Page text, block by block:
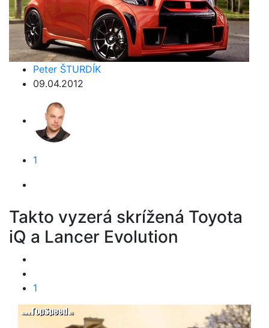
Peter ŠTURDÍK
09.04.2012
1
Takto vyzerá skrížená Toyota
iQ a Lancer Evolution
1